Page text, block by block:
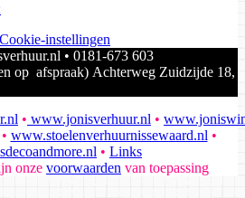
Cookie-instellingen
• 0181-673 603
op afspraak) Achterweg Zuidzijde 18,
• www.jonisverhuur.nl •
www.stoelenverhuurnissewaard.nl •
• Links
onze voorwaarden van toepassing